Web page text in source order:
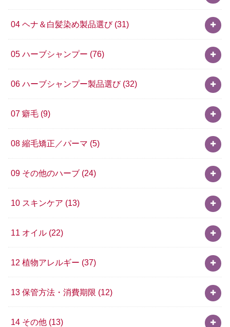
04 ヘナ＆白髪染め製品選び (31)
05 ハーブシャンプー (76)
06 ハーブシャンプー製品選び (32)
07 癖毛 (9)
08 縮毛矯正／パーマ (5)
09 その他のハーブ (24)
10 スキンケア (13)
11 オイル (22)
12 植物アレルギー (37)
13 保管方法・消費期限 (12)
14 その他 (13)